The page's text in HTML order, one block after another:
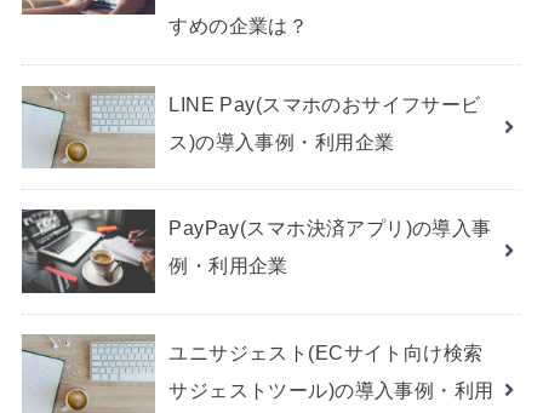
すめの企業は？
LINE Pay(スマホのおサイフサービ
ス)の導入事例・利用企業
PayPay(スマホ決済アプリ)の導入事
例・利用企業
ユニサジェスト(ECサイト向け検索
サジェストツール)の導入事例・利用